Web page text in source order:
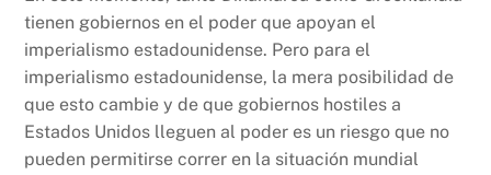
tienen gobiernos en el poder que apoyan el
imperialismo estadounidense. Pero para el
imperialismo estadounidense, la mera posibilidad de
que esto cambie y de que gobiernos hostiles a
Estados Unidos lleguen al poder es un riesgo que no
pueden permitirse correr en la situación mundial